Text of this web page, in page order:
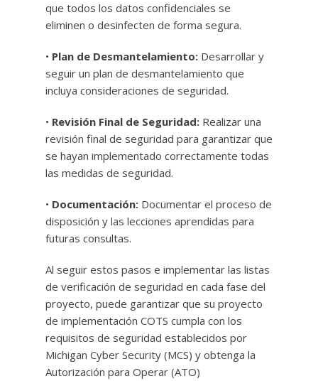
que todos los datos confidenciales se
eliminen o desinfecten de forma segura.
• Plan de Desmantelamiento: Desarrollar y
seguir un plan de desmantelamiento que
incluya consideraciones de seguridad.
• Revisión Final de Seguridad: Realizar una
revisión final de seguridad para garantizar que
se hayan implementado correctamente todas
las medidas de seguridad.
• Documentación: Documentar el proceso de
disposición y las lecciones aprendidas para
futuras consultas.
Al seguir estos pasos e implementar las listas
de verificación de seguridad en cada fase del
proyecto, puede garantizar que su proyecto
de implementación COTS cumpla con los
requisitos de seguridad establecidos por
Michigan Cyber ​​Security (MCS) y obtenga la
Autorización para Operar (ATO)